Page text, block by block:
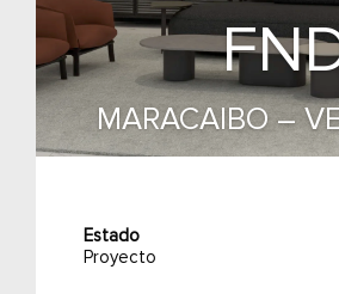
MARACAIBO –
Estado
Proyecto